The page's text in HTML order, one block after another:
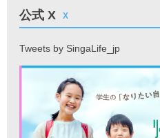
公式 X X
Tweets by SingaLife_jp